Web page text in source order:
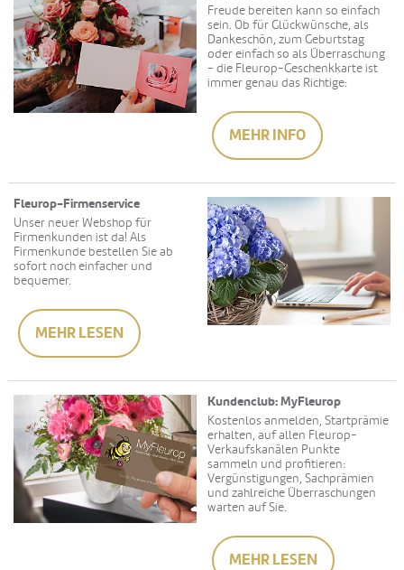
Freude bereiten kann so einfach
sein. Ob für Glückwünsche, als
Dankeschön, zum Geburtstag
oder einfach so als Überraschung
- die Fleurop-Geschenkkarte ist
immer genau das Richtige:
MEHR INFO
Fleurop-Firmenservice
Unser neuer Webshop für
Firmenkunden ist da! Als
Firmenkunde bestellen Sie ab
sofort noch einfacher und
bequemer.
MEHR LESEN
Kundenclub: MyFleurop
Kostenlos anmelden, Startprämie
erhalten, auf allen Fleurop-
Verkaufskanälen Punkte
sammeln und profitieren:
Vergünstigungen, Sachprämien
und zahlreiche Überraschungen
warten auf Sie.
MEHR LESEN